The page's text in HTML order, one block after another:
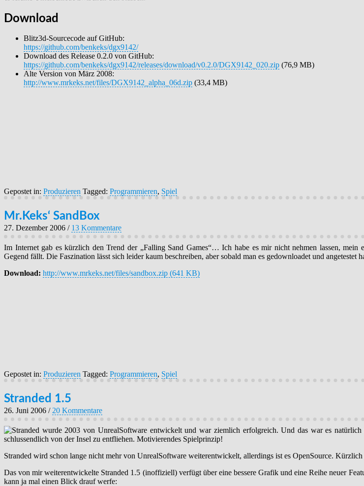
Download
Blitz3d-Sourcecode auf GitHub:
https://github.com/benkeks/dgx9142/
Download des Release 0.2.0 von GitHub:
https://github.com/benkeks/dgx9142/releases/download/v0.2.0/DGX9142_020.zip (76,9 MB)
Alte Version von März 2008:
http://www.mrkeks.net/files/DGX9142_alpha_06d.zip (33,4 MB)
Gepostet in: Produzieren Tagged: Programmieren, Spiel
Mr.Keks‘ SandBox
27. Dezember 2006 / 13 Kommentare
Im Internet gab es kürzlich den Trend der „Falling Sand Games“… Ich habe es mir nicht nehmen lassen,
Gegend fällt. Die Faszination lässt sich leider kaum beschreiben, aber sobald man es gedownloadet und angetestet
Download: http://www.mrkeks.net/files/sandbox.zip (641 KB)
Gepostet in: Produzieren Tagged: Programmieren, Spiel
Stranded 1.5
26. Juni 2006 / 20 Kommentare
Stranded wurde 2003 von UnrealSoftware entwickelt und war ziemlich erfolgreich. Und das war es
schlussendlich von der Insel zu entfliehen. Motivierendes Spielprinzip!
Stranded wird schon lange nicht mehr von UnrealSoftware weiterentwickelt, allerdings ist es OpenSource.
Das von mir weiterentwickelte Stranded 1.5 (inoffiziell) verfügt über eine bessere Grafik und eine Reihe neuer
kann ja mal einen Blick drauf werfe: